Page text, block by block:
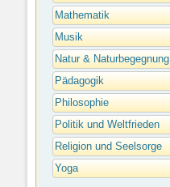
Mathematik
Musik
Natur & Naturbegegnung
Pädagogik
Philosophie
Politik und Weltfrieden
Religion und Seelsorge
Yoga